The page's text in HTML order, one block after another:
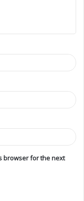
browser for the next